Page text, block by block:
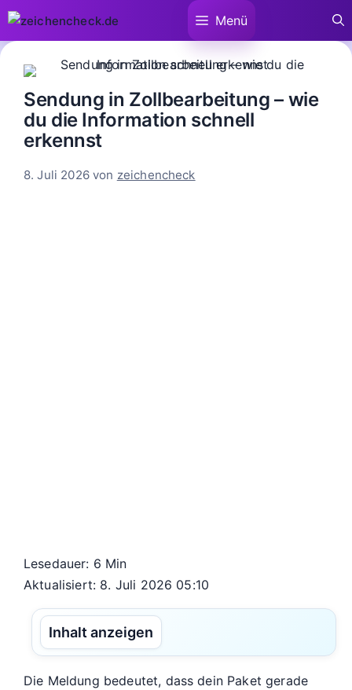
Zum
springen
Menü
Sendung in Zollbearbeitung – wie
du die Information schnell
erkennst
8. Juli 2026 von zeichencheck
Lesedauer: 6 Min
Aktualisiert: 8. Juli 2026 05:10
Inhalt anzeigen
Die Meldung bedeutet, dass dein Paket gerade